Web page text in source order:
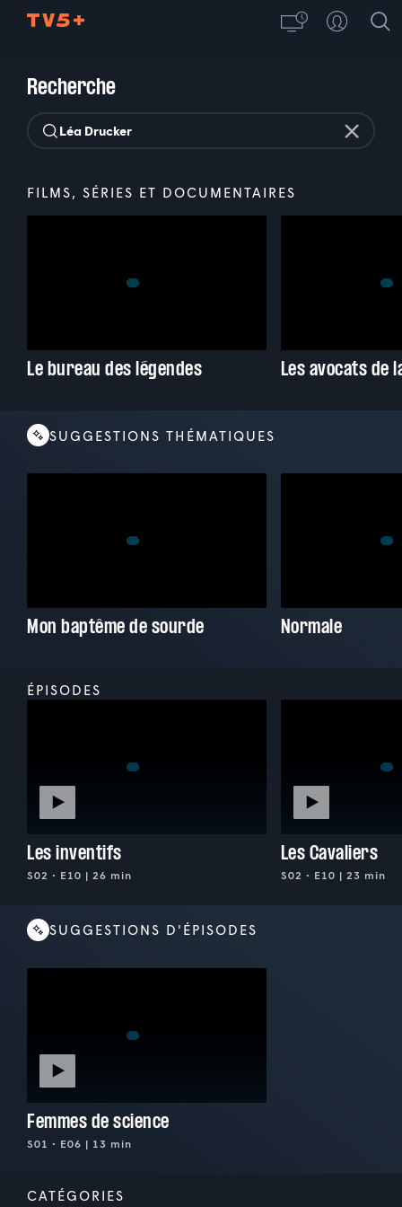
Recherche
FILMS, SÉRIES ET DOCUMENTAIRES
Le bureau des légendes Les avocats de
SUGGESTIONS THÉMATIQUES
Mon baptême de sourde Normale
ÉPISODES
Les inventifs
S02 • E10 | 26 min
Les Cavaliers
S02 • E10 | 23 min
SUGGESTIONS D'ÉPISODES
Femmes de science
S01 • E06 | 13 min
CATÉGORIES